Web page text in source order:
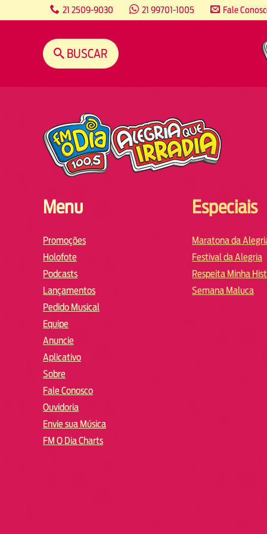
21 2509-9030 21 99701-1005 Fale
BUSCAR
Menu
Promoções
Holofote
Podcasts
Lançamentos
Pedido Musical
Equipe
Anuncie
Aplicativo
Sobre
Fale Conosco
Ouvidoria
Envie sua Música
FM O Dia Charts
Especiais
Maratona da
Festival da Alegria
Respeita Minha
Semana Maluca